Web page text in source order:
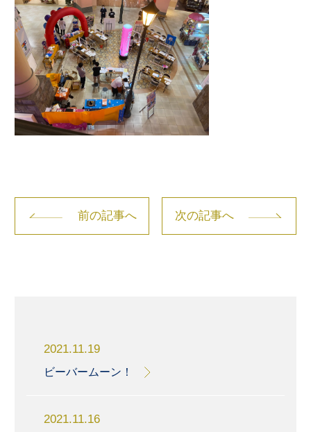
前の記事へ 次の記事へ
2021.11.19
ビーバームーン！
2021.11.16